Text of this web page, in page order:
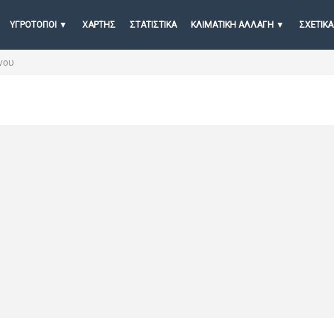
ΥΓΡΟΤΟΠΟΙ ΧΆΡΤΗΣ ΣΤΑΤΙΣΤΙΚΆ ΚΛΙΜΑΤΙΚΗ ΑΛΛΑΓΗ ΣΧΕΤΙΚΆ